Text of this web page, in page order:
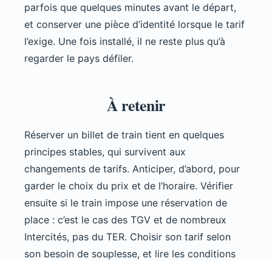
parfois que quelques minutes avant le départ,
et conserver une pièce d’identité lorsque le tarif
l’exige. Une fois installé, il ne reste plus qu’à
regarder le pays défiler.
À retenir
Réserver un billet de train tient en quelques
principes stables, qui survivent aux
changements de tarifs. Anticiper, d’abord, pour
garder le choix du prix et de l’horaire. Vérifier
ensuite si le train impose une réservation de
place : c’est le cas des TGV et de nombreux
Intercités, pas du TER. Choisir son tarif selon
son besoin de souplesse, et lire les conditions